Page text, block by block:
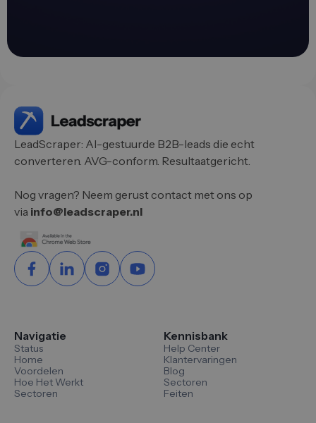
LeadScraper: AI-gestuurde B2B-leads die echt
converteren. AVG-conform. Resultaatgericht.
Nog vragen? Neem gerust contact met ons op
via info@leadscraper.nl
Navigatie
Status
Home
Voordelen
Hoe Het Werkt
Sectoren
Kennisbank
Help Center
Klantervaringen
Blog
Sectoren
Feiten